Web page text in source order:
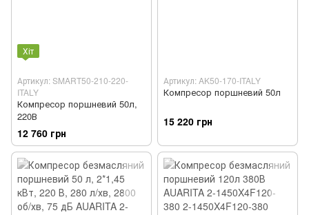
Хіт
Артикул: SMART50-210-220-
ITALY
Компресор поршневий 50л,
220В
12 760 грн
Артикул: AK50-170-ITALY
Компресор поршневий 50л
15 220 грн